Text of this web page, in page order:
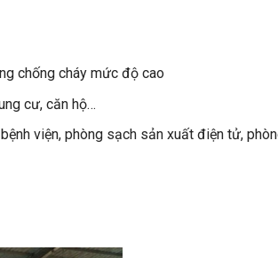
chống cháy mức độ cao
cư, căn hộ…
viện, phòng sạch sản xuất điện tử,